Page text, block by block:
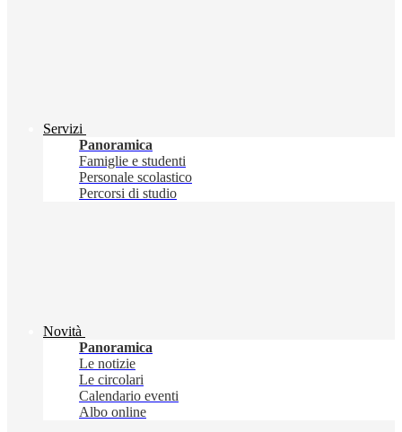
Servizi
Panoramica
Famiglie e studenti
Personale scolastico
Percorsi di studio
Novità
Panoramica
Le notizie
Le circolari
Calendario eventi
Albo online